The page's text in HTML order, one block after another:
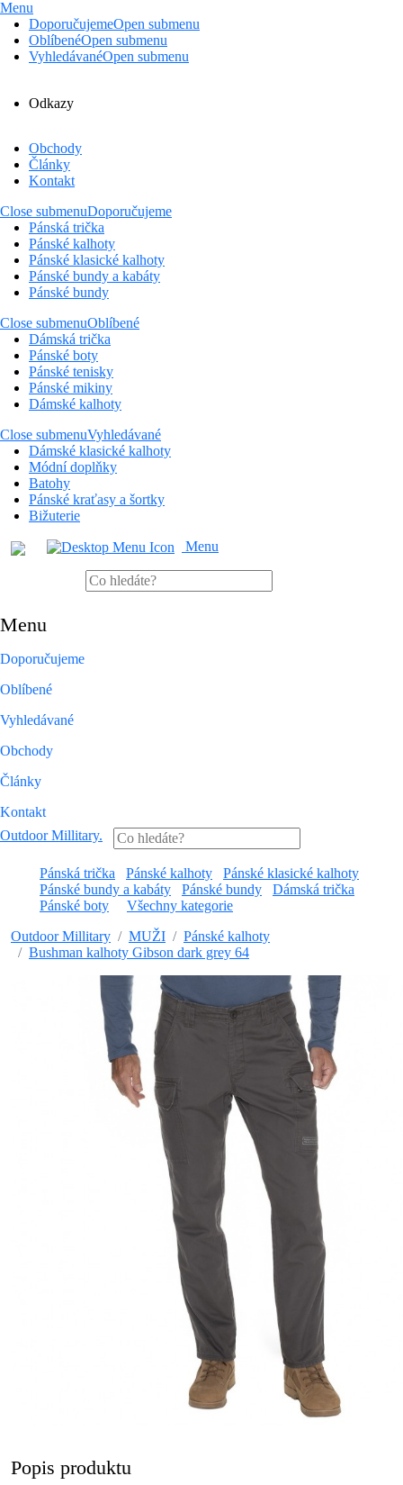
Menu
DoporučujemeOpen submenu
OblíbenéOpen submenu
VyhledávanéOpen submenu
Odkazy
Obchody
Články
Kontakt
Close submenuDoporučujeme
Pánská trička
Pánské kalhoty
Pánské klasické kalhoty
Pánské bundy a kabáty
Pánské bundy
Close submenuOblíbené
Dámská trička
Pánské boty
Pánské tenisky
Pánské mikiny
Dámské kalhoty
Close submenuVyhledávané
Dámské klasické kalhoty
Módní doplňky
Batohy
Pánské kraťasy a šortky
Bižuterie
Menu
Menu
Doporučujeme
Oblíbené
Vyhledávané
Obchody
Články
Kontakt
Outdoor Millitary.
Pánská trička Pánské kalhoty
Pánské klasické kalhoty
Pánské bundy a kabáty
Pánské bundy
Dámská trička
Pánské boty
Všechny kategorie
Outdoor Millitary
MUŽI
Pánské kalhoty
Bushman kalhoty Gibson dark grey 64
Popis produktu